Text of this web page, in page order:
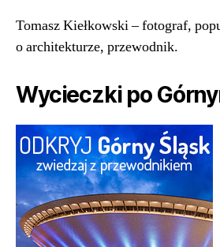
Tomasz Kiełkowski – fotograf,
o architekturze, przewodnik.
Wycieczki po